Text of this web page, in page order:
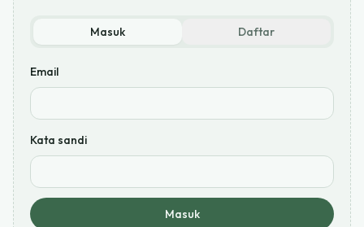
Masuk Daftar
Email
Kata sandi
Masuk